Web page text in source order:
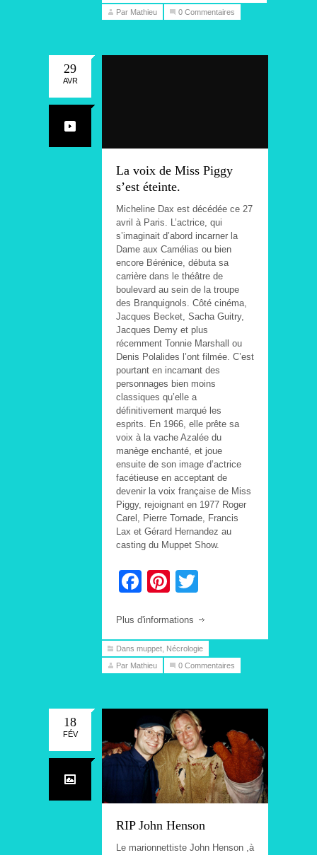
Par Mathieu
0 Commentaires
29
AVR
La voix de Miss Piggy
s’est éteinte.
Micheline Dax est décédée ce 27
avril à Paris. L’actrice, qui
s’imaginait d’abord incarner la
Dame aux Camélias ou bien
encore Bérénice, débuta sa
carrière dans le théâtre de
boulevard au sein de la troupe
des Branquignols. Côté cinéma,
Jacques Becket, Sacha Guitry,
Jacques Demy et plus
récemment Tonnie Marshall ou
Denis Polalides l’ont filmée. C’est
pourtant en incarnant des
personnages bien moins
classiques qu’elle a
définitivement marqué les
esprits. En 1966, elle prête sa
voix à la vache Azalée du
manège enchanté, et joue
ensuite de son image d’actrice
facétieuse en acceptant de
devenir la voix française de Miss
Piggy, rejoignant en 1977 Roger
Carel, Pierre Tornade, Francis
Lax et Gérard Hernandez au
casting du Muppet Show.
Facebook
Pinterest
Plus d'informations
Dans muppet Nécrologie
Par Mathieu
0 Commentaires
18
FÉV
RIP John Henson
Le marionnettiste John Henson ,à